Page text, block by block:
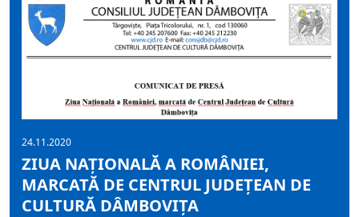
24.11.2020
ZIUA NAȚIONALĂ A ROMÂNIEI,
MARCATĂ DE CENTRUL JUDEȚEAN DE
CULTURĂ DÂMBOVIȚA